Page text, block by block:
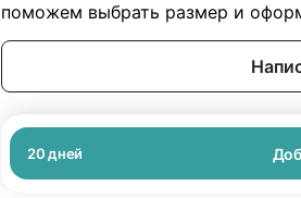
поможем выбрать размер и
20дней